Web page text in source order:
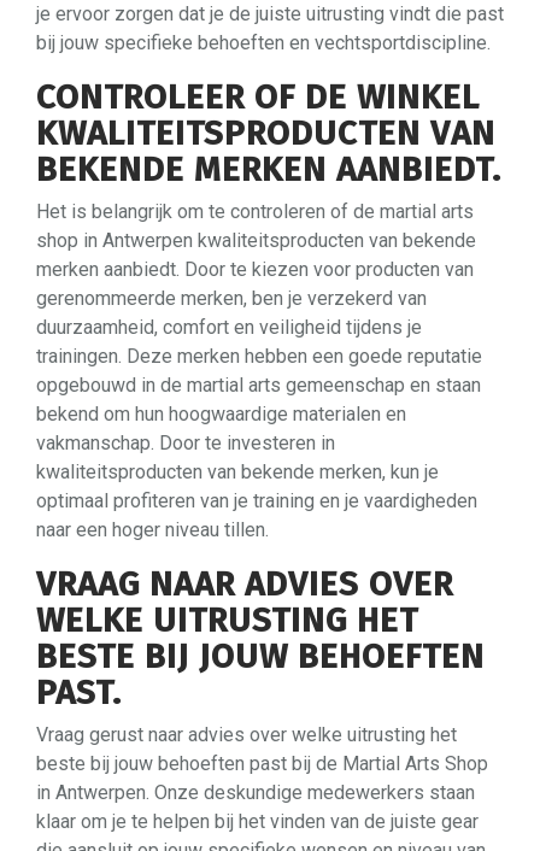
je ervoor zorgen dat je de juiste uitrusting vindt die past
bij jouw specifieke behoeften en vechtsportdiscipline.
CONTROLEER OF DE WINKEL
KWALITEITSPRODUCTEN VAN
BEKENDE MERKEN AANBIEDT.
Het is belangrijk om te controleren of de martial arts
shop in Antwerpen kwaliteitsproducten van bekende
merken aanbiedt. Door te kiezen voor producten van
gerenommeerde merken, ben je verzekerd van
duurzaamheid, comfort en veiligheid tijdens je
trainingen. Deze merken hebben een goede reputatie
opgebouwd in de martial arts gemeenschap en staan
bekend om hun hoogwaardige materialen en
vakmanschap. Door te investeren in
kwaliteitsproducten van bekende merken, kun je
optimaal profiteren van je training en je vaardigheden
naar een hoger niveau tillen.
VRAAG NAAR ADVIES OVER
WELKE UITRUSTING HET
BESTE BIJ JOUW BEHOEFTEN
PAST.
Vraag gerust naar advies over welke uitrusting het
beste bij jouw behoeften past bij de Martial Arts Shop
in Antwerpen. Onze deskundige medewerkers staan
klaar om je te helpen bij het vinden van de juiste gear